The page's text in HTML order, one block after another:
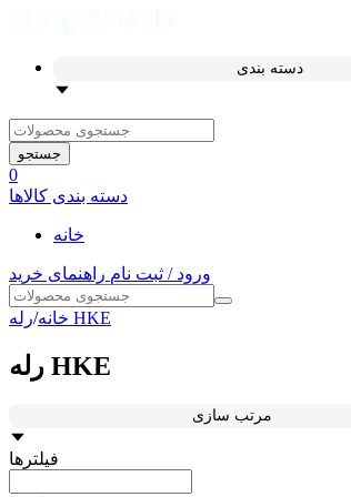
دسته بندی
جستجو
0
دسته بندی کالاها
خانه
ورود / ثبت نام راهنمای خرید
خانه/ رله HKE
رله HKE
مرتب سازی
فیلترها